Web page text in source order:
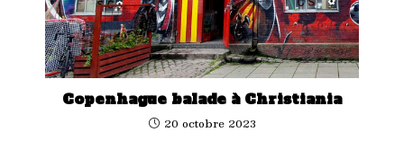
Copenhague balade à Christiania
20 octobre 2023